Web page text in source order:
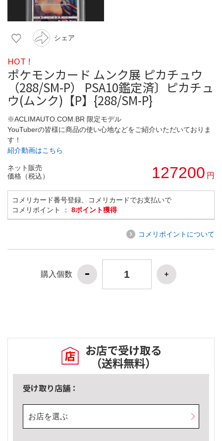
シェア
HOT !
ポケモンカード ムンク展 ピカチュウ
（288/SM-P） PSA10鑑定済〕ピカチュ
ウ(ムンク)【P】{288/SM-P}
※ACLIMAUTO.COM.BR 限定モデル
YouTuberの皆様に商品の使い心地などをご紹介いただいておりま
す！
紹介動画はこちら
ネット販売
価格（税込）
127200 円
コメリカード番号登録、コメリカードでお支払いで
コメリポイント ： 8ポイント獲得
コメリポイントについて
購入個数
お店で受け取る
（送料無料）
受け取り店舗：
お店を選ぶ